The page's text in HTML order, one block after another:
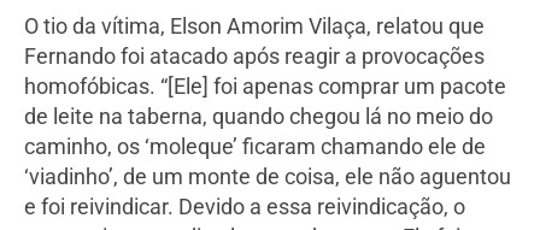
O tio da vítima, Elson Amorim Vilaça, relatou que
Fernando foi atacado após reagir a provocações
homofóbicas. “[Ele] foi apenas comprar um pacote
de leite na taberna, quando chegou lá no meio do
caminho, os ‘moleque’ ficaram chamando ele de
‘viadinho’, de um monte de coisa, ele não aguentou
e foi reivindicar. Devido a essa reivindicação, o